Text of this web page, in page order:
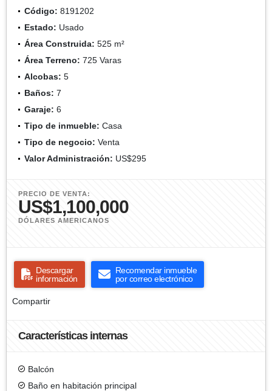
Código: 8191202
Estado: Usado
Área Construida: 525 m²
Área Terreno: 725 Varas
Alcobas: 5
Baños: 7
Garaje: 6
Tipo de inmueble: Casa
Tipo de negocio: Venta
Valor Administración: US$295
PRECIO DE VENTA:
US$1,100,000
DÓLARES AMERICANOS
Descargar
información
Recomendar inmueble
por correo electrónico
Compartir
Características internas
Balcón
Baño en habitación principal